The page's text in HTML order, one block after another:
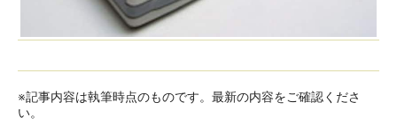
※記事内容は執筆時点のものです。最新の内容をご確認くださ
い。